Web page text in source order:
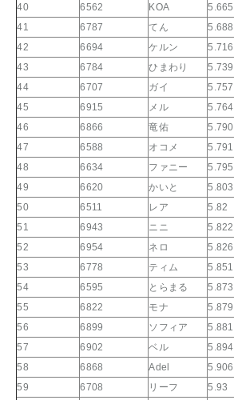
40
6562 KOA
5.665
41
6787 てん
5.688
42
6694 ケルン
5.716
43
6784 ひまわり
5.739
44
6707 ガイ
5.757
45
6915 メル
5.764
46
6866 竜佑
5.790
47
6588 オコメ
5.791
48
6634 ファニー
5.795
49
6620 かいと
5.803
50
6511 レア
5.82
51
6943 ニニ
5.822
52
6954 ネロ
5.826
53
6778 ティム
5.851
54
6595 とらまる
5.873
55
6822 モナ
5.879
56
6899 ソフィア
5.881
57
6902 ベル
5.894
58
6868 Adel
5.906
59
6708 リーフ
5.93